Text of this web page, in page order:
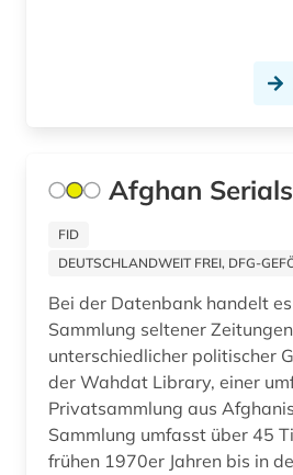
frankreich (2)
frau (1)
galloromanistik (1)
gb-außenpolitik (1)
Afghan
FID
DEUTSCHLANDWEIT FREI, DFG-
Bei der Datenbank handelt
Sammlung seltener
unterschiedlicher politischer
der Wahdat Library, einer
Privatsammlung aus
Sammlung umfasst über 45
frühen 1970er Jahren bis in